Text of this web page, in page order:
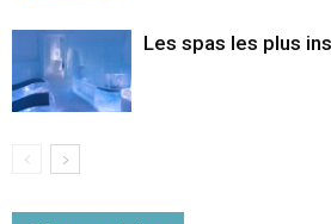
Les spas les plus